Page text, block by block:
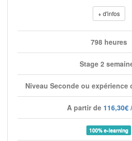
+ d'infos
798 heures
Stage 2
Niveau Seconde ou expérience
A partir de 116,30€
100% e-learning